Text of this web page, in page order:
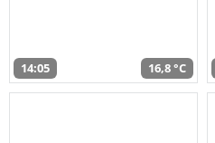
14:05 16,8 °C